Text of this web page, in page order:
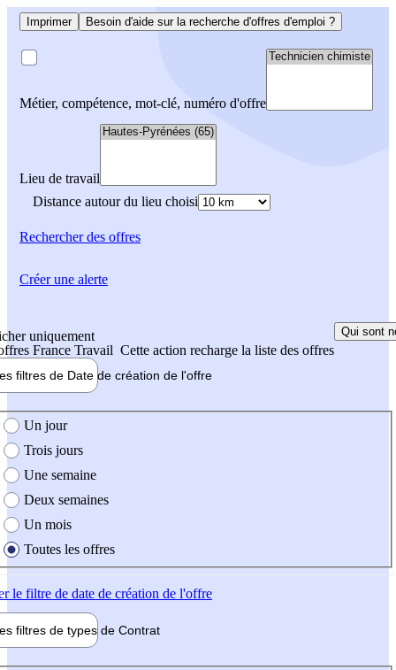
Imprimer Besoin d'aide sur la recherche d'offres d'emploi ?
Métier, compétence, mot-clé, numéro d'offre
Lieu de travail
Distance autour du lieu choisi
Rechercherdes offres
uniquement
France Travail Cette action recharge la liste des offres
Qui sont
filtres de Date de création de l'offre
création de l'offre
Un jour
Trois jours
Une semaine
Deux semaines
Un mois
Toutes les offres
le filtre de date de création de l'offre
filtres de types de Contrat
Créer une alerte